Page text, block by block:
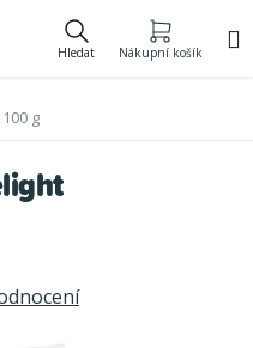
Hledat Nákupní košík
g